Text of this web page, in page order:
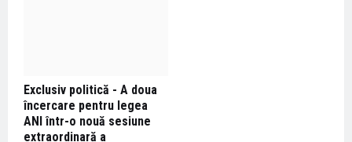
Exclusiv politică - A doua
încercare pentru legea
ANI într-o nouă sesiune
extraordinară a